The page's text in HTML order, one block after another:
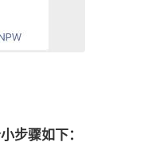
步骤如下：